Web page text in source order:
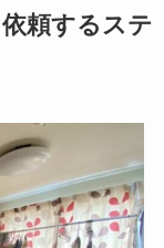
頼するステ